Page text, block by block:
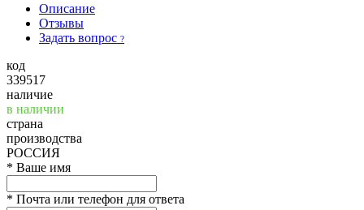
Описание
Отзывы
Задать вопрос ?
код
339517
наличие
в наличии
страна
производства
РОССИЯ
* Ваше имя
* Почта или телефон для ответа